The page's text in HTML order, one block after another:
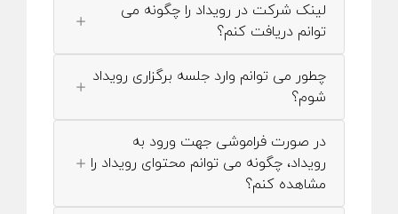
لینک شرکت در رویداد را چگونه می
توانم دریافت کنم؟
چطور می توانم وارد جلسه برگزاری رویداد
شوم؟
در صورت فراموشی جهت ورود به
رویداد، چگونه می توانم محتوای رویداد را
مشاهده کنم؟